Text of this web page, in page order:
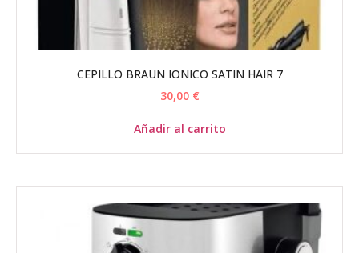
CEPILLO BRAUN IONICO SATIN HAIR 7
30,00 €
Añadir al carrito